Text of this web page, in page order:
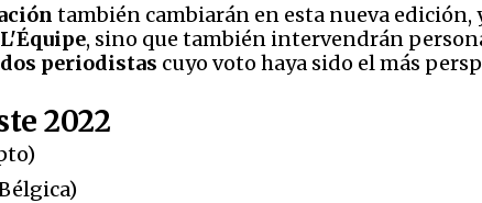
también cambiarán en esta nueva edición,
, sino que también intervendrán
dos periodistas cuyo voto haya sido el más
2022